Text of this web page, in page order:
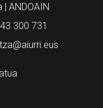
ANDOAIN
300 731